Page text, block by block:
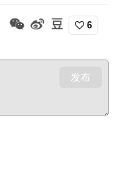
6
发布